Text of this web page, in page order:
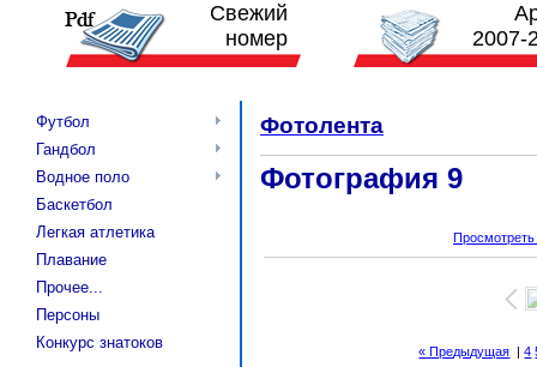
Свежий
номер
2007-
Футбол
Гандбол
Водное поло
Баскетбол
Легкая атлетика
Плавание
Прочее...
Персоны
Конкурс знатоков
Фотолента
Фотография 9
« Предыдущая |4